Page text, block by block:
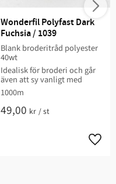
Wonderfil Polyfast Dark
Fuchsia / 1039
Blank broderitråd polyester
40wt
Idealisk för broderi och går
även att sy vanligt med
1000m
49,00 kr /st